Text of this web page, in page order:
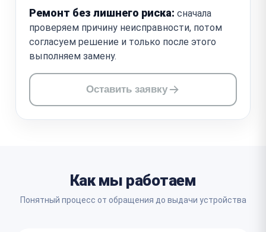
Ремонт без лишнего риска: сначала
проверяем причину неисправности, потом
согласуем решение и только после этого
выполняем замену.
Оставить заявку
Как мы работаем
Понятный процесс от обращения до выдачи устройства